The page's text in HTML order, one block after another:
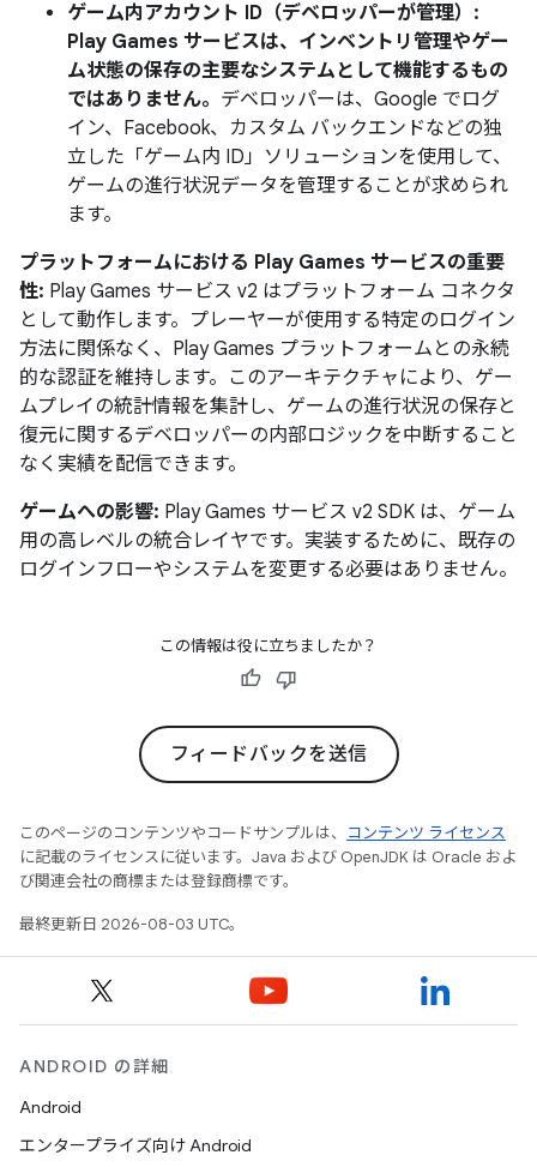
ゲーム内アカウント ID（デベロッパーが管理）:
Play Games サービスは、インベントリ管理やゲー
ム状態の保存の主要なシステムとして機能するもの
ではありません。 デベロッパーは、Google でログ
イン、Facebook、カスタム バックエンドなどの独
立した「ゲーム内 ID」ソリューションを使用して、
ゲームの進行状況データを管理することが求められ
ます。
プラットフォームにおける Play Games サービスの重要
性: Play Games サービス v2 はプラットフォーム コネクタ
として動作します。プレーヤーが使用する特定のログイン
方法に関係なく、Play Games プラットフォームとの永続
的な認証を維持します。このアーキテクチャにより、ゲー
ムプレイの統計情報を集計し、ゲームの進行状況の保存と
復元に関するデベロッパーの内部ロジックを中断すること
なく実績を配信できます。
ゲームへの影響: Play Games サービス v2 SDK は、ゲーム
用の高レベルの統合レイヤです。実装するために、既存の
ログインフローやシステムを変更する必要はありません。
この情報は役に立ちましたか？
フィードバックを送信
このページのコンテンツやコードサンプルは、
コンテンツ ライセンス
に記載のライセンスに従います。Java および OpenJDK は Oracle およ
び関連会社の商標または登録商標です。
最終更新日 2026-08-03 UTC。
ANDROID の詳細
Android
エンタープライズ向け Android